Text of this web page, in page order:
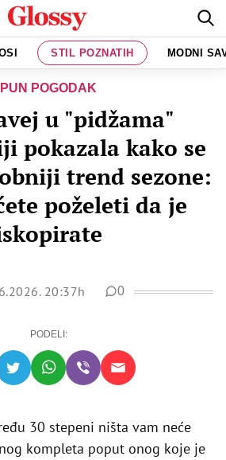
STIL POZNATIH MODNI
PUN POGODAK
u "pidžama"
pokazala kako se
trend sezone:
poželeti da je
20:37h 0
PODELI:
30 stepeni ništa vam neće
kompleta poput onog koje je